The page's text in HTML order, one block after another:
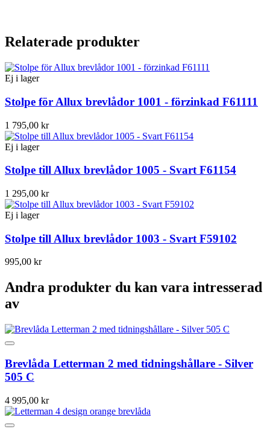
Relaterade produkter
Ej i lager
Stolpe för Allux brevlådor 1001 - förzinkad F61111
1 795,00 kr
Ej i lager
Stolpe till Allux brevlådor 1005 - Svart F61154
1 295,00 kr
Ej i lager
Stolpe till Allux brevlådor 1003 - Svart F59102
995,00 kr
Andra produkter du kan vara intresserad
av
Brevlåda Letterman 2 med tidningshållare - Silver
505 C
4 995,00 kr